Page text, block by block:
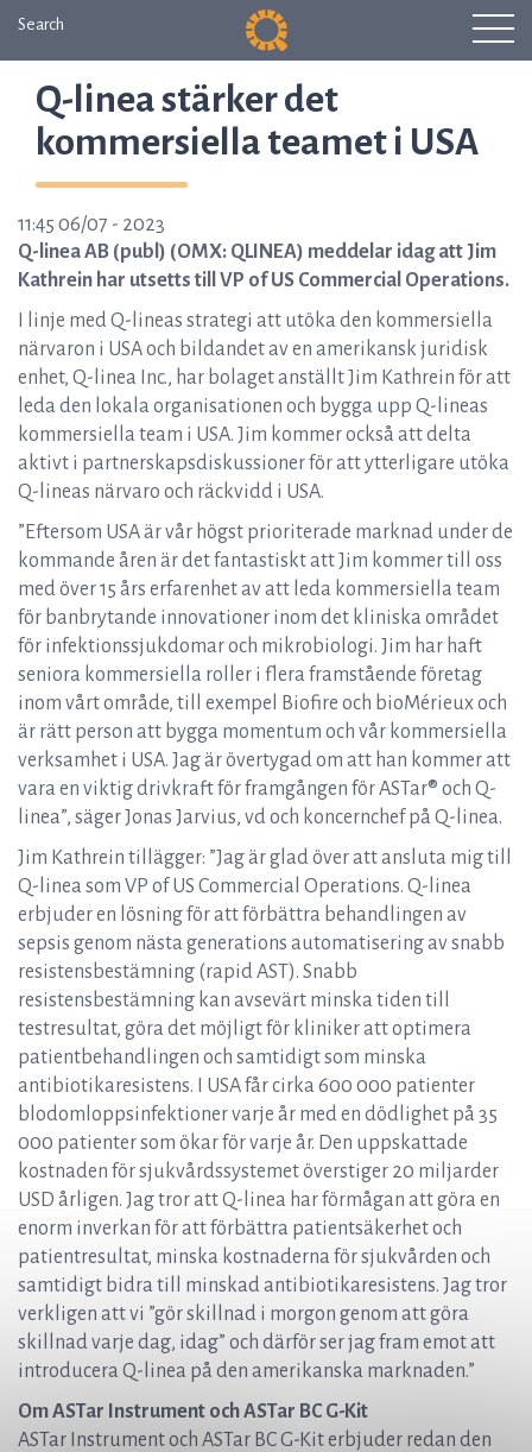
Search
Q-linea stärker det
kommersiella teamet i USA
11:45 06/07 - 2023
Q-linea AB (publ) (OMX: QLINEA) meddelar idag att Jim
Kathrein har utsetts till VP of US Commercial Operations.
I linje med Q-lineas strategi att utöka den kommersiella
närvaron i USA och bildandet av en amerikansk juridisk
enhet, Q-linea Inc., har bolaget anställt Jim Kathrein för att
leda den lokala organisationen och bygga upp Q-lineas
kommersiella team i USA. Jim kommer också att delta
aktivt i partnerskapsdiskussioner för att ytterligare utöka
Q-lineas närvaro och räckvidd i USA.
”Eftersom USA är vår högst prioriterade marknad under de
kommande åren är det fantastiskt att Jim kommer till oss
med över 15 års erfarenhet av att leda kommersiella team
för banbrytande innovationer inom det kliniska området
för infektionssjukdomar och mikrobiologi. Jim har haft
seniora kommersiella roller i flera framstående företag
inom vårt område, till exempel Biofire och bioMérieux och
är rätt person att bygga momentum och vår kommersiella
verksamhet i USA. Jag är övertygad om att han kommer att
vara en viktig drivkraft för framgången för ASTar® och Q-
linea”, säger Jonas Jarvius, vd och koncernchef på Q-linea.
Jim Kathrein tillägger: ”Jag är glad över att ansluta mig till
Q-linea som VP of US Commercial Operations. Q-linea
erbjuder en lösning för att förbättra behandlingen av
sepsis genom nästa generations automatisering av snabb
resistensbestämning (rapid AST). Snabb
resistensbestämning kan avsevärt minska tiden till
testresultat, göra det möjligt för kliniker att optimera
patientbehandlingen och samtidigt som minska
antibiotikaresistens. I USA får cirka 600 000 patienter
blodomloppsinfektioner varje år med en dödlighet på 35
000 patienter som ökar för varje år. Den uppskattade
kostnaden för sjukvårdssystemet överstiger 20 miljarder
USD årligen. Jag tror att Q-linea har förmågan att göra en
enorm inverkan för att förbättra patientsäkerhet och
patientresultat, minska kostnaderna för sjukvården och
samtidigt bidra till minskad antibiotikaresistens. Jag tror
verkligen att vi ”gör skillnad i morgon genom att göra
skillnad varje dag, idag” och därför ser jag fram emot att
introducera Q-linea på den amerikanska marknaden.”
Om ASTar Instrument och ASTar BC G-Kit
ASTar Instrument och ASTar BC G-Kit erbjuder redan den